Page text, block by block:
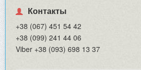
Контакты
+38 (067) 451 54 42
+38 (099) 241 44 06
Viber +38 (093) 698 13 37